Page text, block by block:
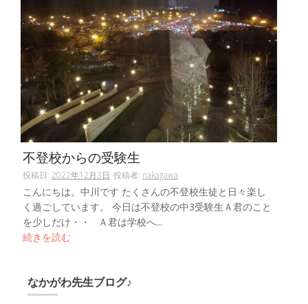
不登校からの受験生
投稿日: 2022年12月3日 投稿者: nakagawa
こんにちは。中川です たくさんの不登校生徒と日々楽し
く過ごしています。 今日は不登校の中3受験生Ａ君のこと
を少しだけ・・ Ａ君は学校へ...
続きを読む
なかがわ先生ブログ♪